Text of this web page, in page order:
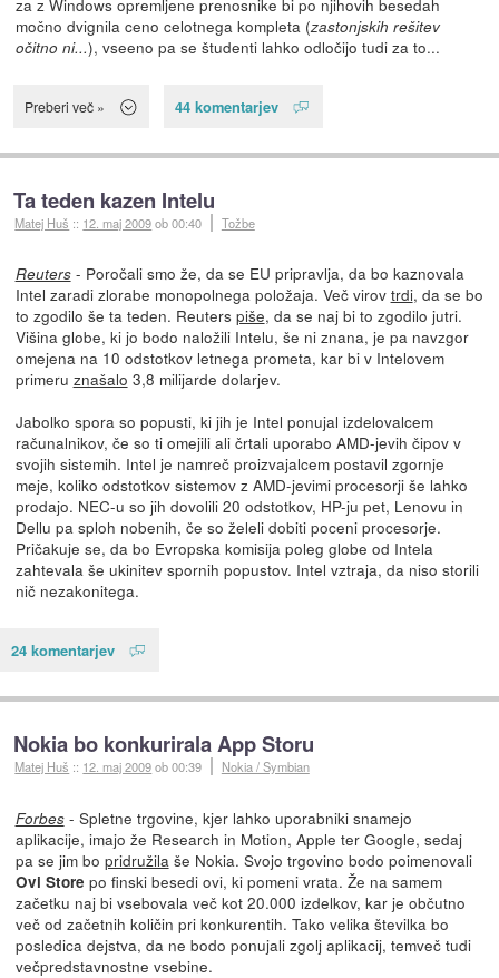
za z Windows opremljene prenosnike bi po njihovih besedah
močno dvignila ceno celotnega kompleta (zastonjskih rešitev
očitno ni...), vseeno pa se študenti lahko odločijo tudi za to...
Preberi več » 44 komentarjev
Ta teden kazen Intelu
Matej Huš :: 12. maj 2009ob 00:40 Tožbe
Reuters- Poročali smo že, da se EU pripravlja, da bo kaznovala
Intel zaradi zlorabe monopolnega položaja. Več virov trdi, da se bo
to zgodilo še ta teden. Reuters piše, da se naj bi to zgodilo jutri.
Višina globe, ki jo bodo naložili Intelu, še ni znana, je pa navzgor
omejena na 10 odstotkov letnega prometa, kar bi v Intelovem
primeru znašalo 3,8 milijarde dolarjev.
Jabolko spora so popusti, ki jih je Intel ponujal izdelovalcem
računalnikov, če so ti omejili ali črtali uporabo AMD-jevih čipov v
svojih sistemih. Intel je namreč proizvajalcem postavil zgornje
meje, koliko odstotkov sistemov z AMD-jevimi procesorji še lahko
prodajo. NEC-u so jih dovolili 20 odstotkov, HP-ju pet, Lenovu in
Dellu pa sploh nobenih, če so želeli dobiti poceni procesorje.
Pričakuje se, da bo Evropska komisija poleg globe od Intela
zahtevala še ukinitev spornih popustov. Intel vztraja, da niso storili
nič nezakonitega.
24 komentarjev
Nokia bo konkurirala App Storu
Matej Huš :: 12. maj 2009ob 00:39 Nokia / Symbian
Forbes- Spletne trgovine, kjer lahko uporabniki snamejo
aplikacije, imajo že Research in Motion, Apple ter Google, sedaj
pa se jim bo pridružila še Nokia. Svojo trgovino bodo poimenovali
Ovi Store po finski besedi ovi, ki pomeni vrata. Že na samem
začetku naj bi vsebovala več kot 20.000 izdelkov, kar je občutno
več od začetnih količin pri konkurentih. Tako velika številka bo
posledica dejstva, da ne bodo ponujali zgolj aplikacij, temveč tudi
večpredstavnostne vsebine.